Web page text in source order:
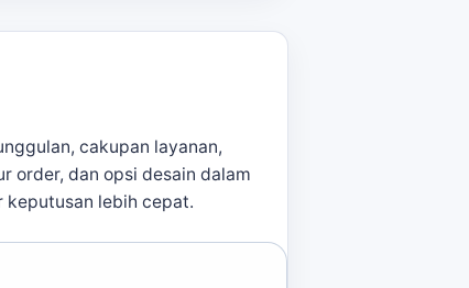
toko Jakarta Utaradapat
untuk acara Anda.
cakupan layanan,
order, dan opsi desain dalam
keputusan lebih cepat.